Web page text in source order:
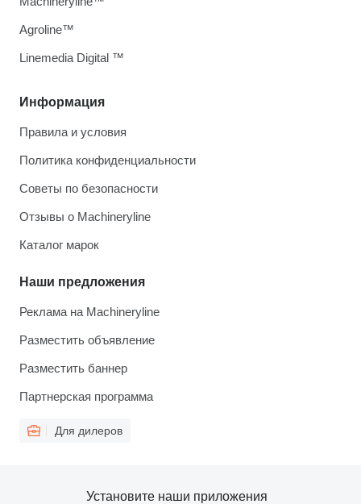
Информация
Правила и условия
Политика конфиденциальности
Советы по безопасности
Отзывы о Machineryline
Каталог марок
Наши предложения
Реклама на Machineryline
Разместить объявление
Разместить баннер
Партнерская программа
Для дилеров
Agroline™
Linemedia Digital ™
Установите наши приложения